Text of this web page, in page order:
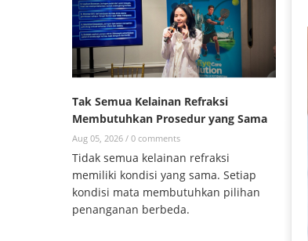
Tak Semua Kelainan Refraksi
Membutuhkan Prosedur yang Sama
Aug 05, 2026 / 0 comments
Tidak semua kelainan refraksi
memiliki kondisi yang sama. Setiap
kondisi mata membutuhkan pilihan
penanganan berbeda.